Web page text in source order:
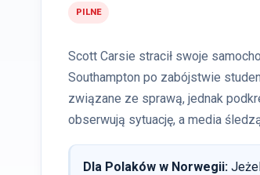
PILNE
Scott Carsie stracił swoje
Southampton po zabójstwie
związane ze sprawą, jednak
obserwują sytuację, a media
Dla Polaków w Norwegii: